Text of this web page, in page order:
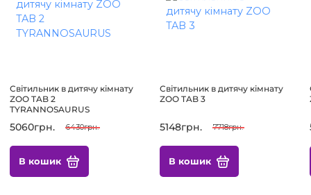
Світильник в дитячу кімнату
ZOO TAB 2
TYRANNOSAURUS
5060грн. 6430грн.
В кошик
Світильник в дитячу кімнату
ZOO TAB 3
5148грн. 7718грн.
В кошик